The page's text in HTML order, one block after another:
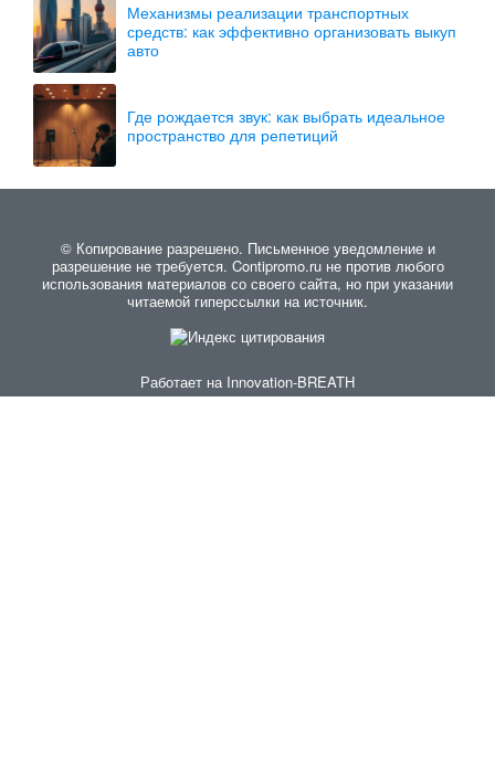
Механизмы реализации транспортных
средств: как эффективно организовать выкуп
авто
Где рождается звук: как выбрать идеальное
пространство для репетиций
© Копирование разрешено. Письменное уведомление и
разрешение не требуется. Contipromo.ru не против любого
использования материалов со своего сайта, но при указании
читаемой гиперссылки на источник.
Работает на Innovation-BREATH